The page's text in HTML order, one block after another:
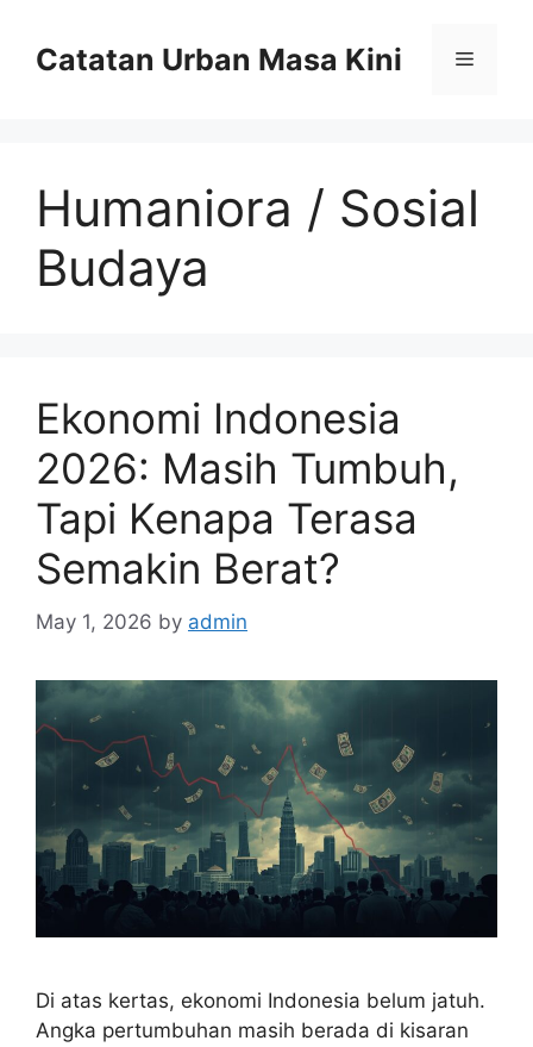
contentCatatan Urban Masa Kini Menu
Humaniora / Sosial
Budaya
Ekonomi Indonesia
2026: Masih Tumbuh,
Tapi Kenapa Terasa
Semakin Berat?
May 1, 2026 by admin
Di atas kertas, ekonomi Indonesia belum jatuh.
Angka pertumbuhan masih berada di kisaran